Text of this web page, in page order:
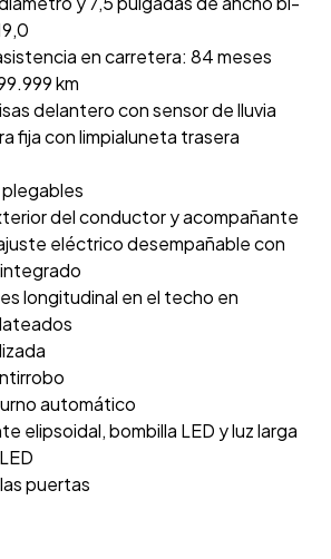
en carretera: 84 meses
km
delantero con sensor de lluvia
fija con limpialuneta trasera
del conductor y acompañante
eléctrico desempañable con
longitudinal en el techo en
automático
elipsoidal, bombilla LED y luz larga
puertas